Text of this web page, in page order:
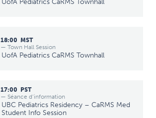
UofA Pediatrics CaRMS Townhall
18:00 MST
— Town Hall Session
UofA Pediatrics CaRMS Townhall
17:00 PST
— Séance d’information
UBC Pediatrics Residency – CaRMS Med
Student Info Session